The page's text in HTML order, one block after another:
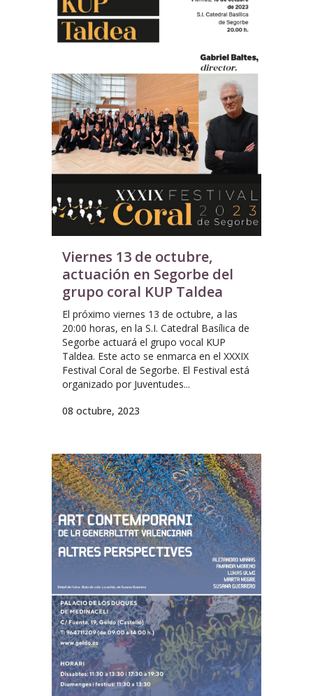
Viernes 13 de octubre,
actuación en Segorbe del
grupo coral KUP Taldea
El próximo viernes 13 de octubre, a las
20:00 horas, en la S.I. Catedral Basílica de
Segorbe actuará el grupo vocal KUP
Taldea. Este acto se enmarca en el XXXIX
Festival Coral de Segorbe. El Festival está
organizado por Juventudes...
08 octubre, 2023